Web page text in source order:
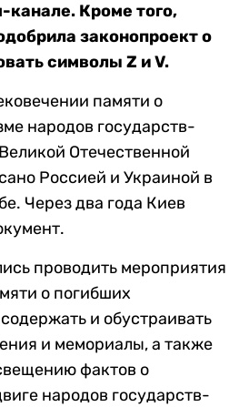
канале. Кроме того,
законопроект о
символы Z и V.
памяти о
народов государств-
Отечественной
Россией и Украиной в
Через два года Киев
проводить мероприятия
о погибших
и обустраивать
и мемориалы, а также
фактов о
народов государств-